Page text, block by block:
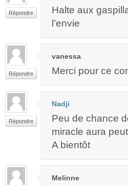
Répondre
Halte aux
l’envie
Répondre
vanessa
Merci pour ce
Répondre
Nadji
Peu de chance
miracle aura
A bientôt
Melinne